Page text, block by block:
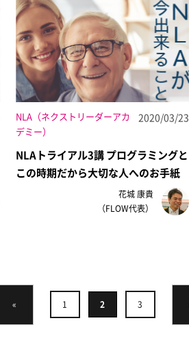
NLA（ネクストリーダーアカ
デミー）
2020/03/23
NLAトライアル3講 プログラミングと
この時期だから大切な人へのお手紙
花城 康貴
（FLOW代表）
« 1 2 3